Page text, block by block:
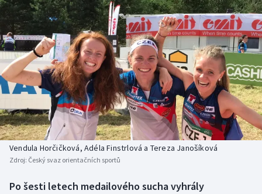
Cyklistika
DALŠÍ SPORTY
Americký fotbal
Baseball a softbal
Basketbal
Biatlon
NEPŘEHLÉDNĚTE
Soutěže
Historické návraty
Aplikace ČT sport
Vendula Horčičková, Adéla Finstrlová a Tereza Janošíková
Zdroj: Český svaz orientačních sportů
Po šesti letech medailového sucha vyhrály